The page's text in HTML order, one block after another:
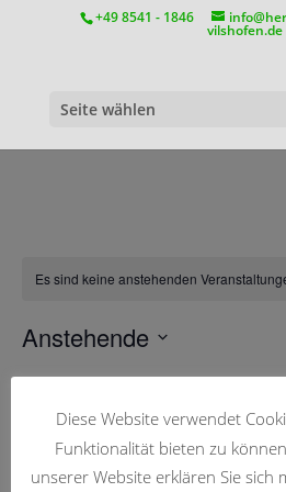
position:relative;+49 8541 - 1846
vilshofen.de
Seite wählen
Es sind keine anstehenden
Anstehende
Vergangene
JULI
9
2026
09. Juli 2026
Tagesausflug zum
Diese Website verwendet
Funktionalität bieten zu
unserer Website erklären Sie sich